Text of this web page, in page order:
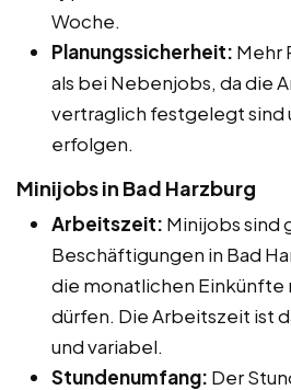
Woche.
Planungssicherheit: Mehr
als bei Nebenjobs, da die
vertraglich festgelegt sind
erfolgen.
Minijobs in Bad Harzburg
Arbeitszeit: Minijobs sind
Beschäftigungen in Bad
die monatlichen
dürfen. Die Arbeitszeit ist
und variabel.
Stundenumfang: Der